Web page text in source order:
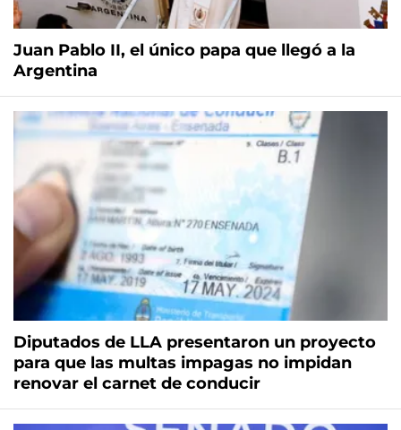
Juan Pablo II, el único papa que llegó a la
Argentina
Diputados de LLA presentaron un proyecto
para que las multas impagas no impidan
renovar el carnet de conducir